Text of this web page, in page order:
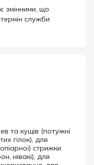
змінними, що
служби
та кущів (потужні
гілок), для
стрижки
нівакі), для